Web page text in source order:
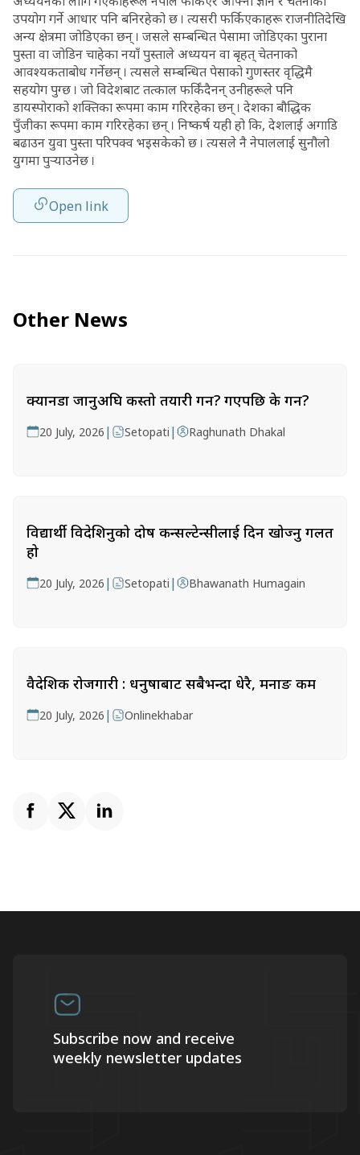
उपयोग गर्ने आधार पनि बनिरहेको छ । त्यसरी फर्किएकाहरू राजनीतिदेखि
अन्य क्षेत्रमा जोडिएका छन् । जसले सम्बन्धित पेसामा जोडिएका पुराना
पुस्ता वा जोडिन चाहेका नयाँ पुस्ताले अध्ययन वा बृहत् चेतनाको
आवश्यकताबोध गर्नेछन् । त्यसले सम्बन्धित पेसाको गुणस्तर वृद्धिमै
सहयोग पुग्छ । जो विदेशबाट तत्काल फर्किंदैनन् उनीहरूले पनि
डायस्पोराको शक्तिका रूपमा काम गरिरहेका छन् । देशका बौद्धिक
पुँजीका रूपमा काम गरिरहेका छन् । निष्कर्ष यही हो कि, देशलाई अगाडि
बढाउन युवा पुस्ता परिपक्व भइसकेको छ । त्यसले नै नेपाललाई सुनौलो
युगमा पुर्‍याउनेछ ।
Open link
Other News
क्यानडा जानुअघि कस्तो तयारी गर्ने? गएपछि के गर्ने?
20 July, 2026 | Setopati | Raghunath Dhakal
विद्यार्थी विदेशिनुको दोष कन्सल्टेन्सीलाई दिन खोज्नु गलत
हो
20 July, 2026 | Setopati | Bhawanath Humagain
वैदेशिक रोजगारी : धनुषाबाट सबैभन्दा धेरै, मनाङ कम
20 July, 2026 | Onlinekhabar
Subscribe now and receive
weekly newsletter updates